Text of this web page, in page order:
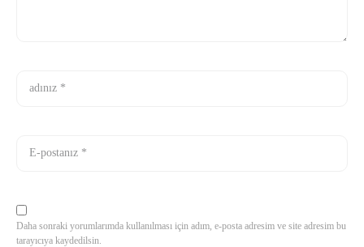
Daha sonraki yorumlarımda kullanılması için adım, e-posta adresim ve site adresim bu
tarayıcıya kaydedilsin.